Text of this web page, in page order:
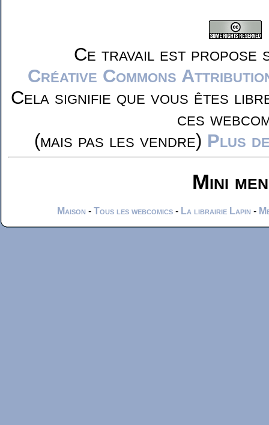
Ce travail est propose
Créative Commons
Cela signifie que vous êtes
ces
(mais pas les vendre) Plus
Mini
Maison - Tous les webcomics - La librairie Lapin -